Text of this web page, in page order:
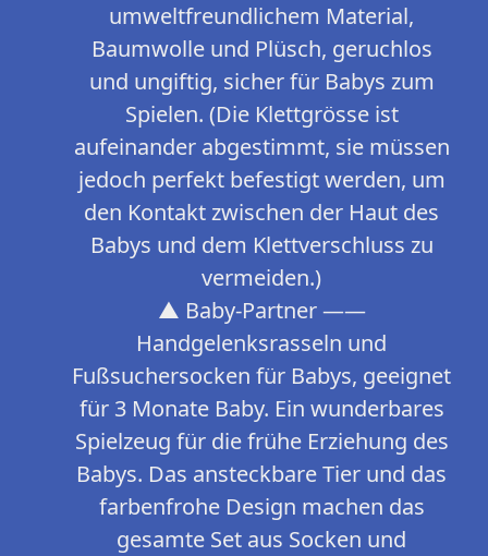
umweltfreundlichem Material,
Baumwolle und Plüsch, geruchlos
und ungiftig, sicher für Babys zum
Spielen. (Die Klettgrösse ist
aufeinander abgestimmt, sie müssen
jedoch perfekt befestigt werden, um
den Kontakt zwischen der Haut des
Babys und dem Klettverschluss zu
vermeiden.)
▲ Baby-Partner ——
Handgelenksrasseln und
Fußsuchersocken für Babys, geeignet
für 3 Monate Baby. Ein wunderbares
Spielzeug für die frühe Erziehung des
Babys. Das ansteckbare Tier und das
farbenfrohe Design machen das
gesamte Set aus Socken und